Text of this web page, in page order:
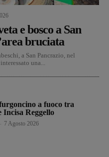
e bosco a San
bruciata
a San Pancrazio, nel
una...
a fuoco tra
Incisa Reggello
7 Agosto 2026